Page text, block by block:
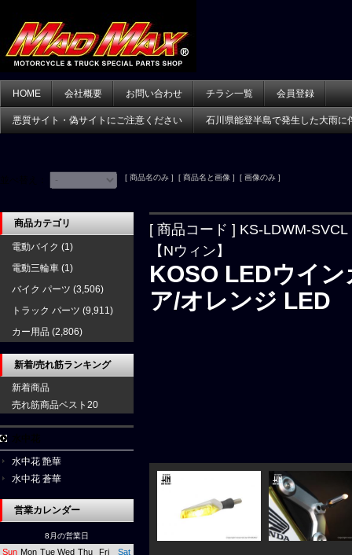
HOME 会社概要 お問い合わせ チラシ一覧 会員登録
悪質サイト・偽サイトにご注意ください 石川県能登半島で発生した大雨に
[ 商品名のみ ] [ 商品名と画像 ] [ 画像のみ ]
[ 商品コード ] KS-LDWM-SVCL
【Nウィン】
KOSO LEDウイ
ア/オレンジ LED
商品カテゴリ
電動バイク (1)
電動三輪車 (1)
バイク パーツ (3,506)
トラック パーツ (9,911)
カー用品 (2,806)
新着/売れ筋ランキング
新着商品
売れ筋商品ベスト20
水中花 艶華
水中花 蒼華
営業カレンダー
8月の営業日
Sun Mon Tue Wed Thu Fri Sat